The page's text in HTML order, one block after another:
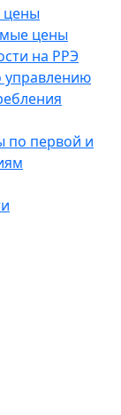
цены
цены
на РРЭ
управлению
по первой и